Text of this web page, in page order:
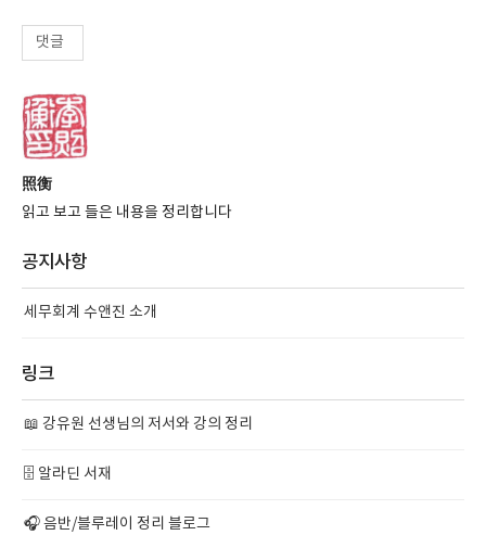
댓글
照衡
읽고 보고 들은 내용을 정리합니다
공지사항
세무회계 수앤진 소개
링크
📖 강유원 선생님의 저서와 강의 정리
🗄️ 알라딘 서재
🎧 음반/블루레이 정리 블로그